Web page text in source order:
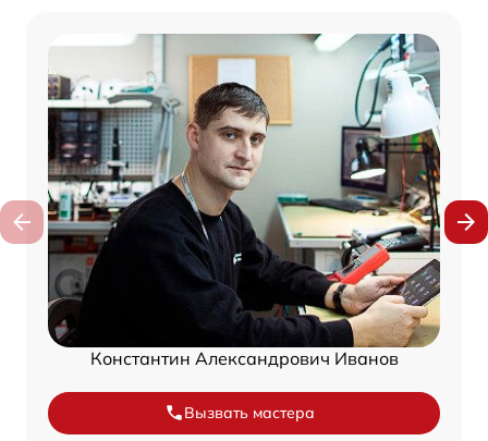
Константин Александрович Иванов
Вызвать мастера